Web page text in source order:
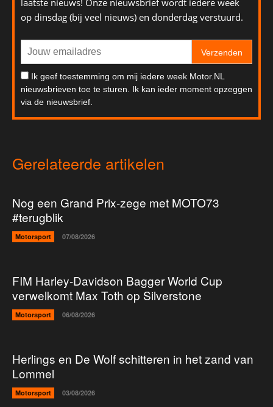
op dinsdag (bij veel nieuws) en donderdag verstuurd.
Verzenden
Ik geef toestemming om mij iedere week Motor.NL
nieuwsbrieven toe te sturen. Ik kan ieder moment opzeggen
via de nieuwsbrief.
Gerelateerde artikelen
Nog een Grand Prix-zege met MOTO73
#terugblik
Motorsport 07/08/2026
FIM Harley-Davidson Bagger World Cup
verwelkomt Max Toth op Silverstone
Motorsport 06/08/2026
Herlings en De Wolf schitteren in het zand van
Lommel
Motorsport 03/08/2026